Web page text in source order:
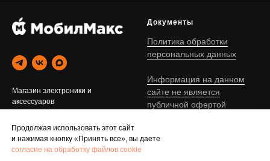
Продолжая использовать этот сайт
и нажимая кнопку «Принять все», вы даете
согласие на обработку файлов cookie
Магазин электроники и
аксессуаров
Документы
Политика обработки
персональных данных
Информация на данном
сайте не является
публичной офертой
Помощь Каталог